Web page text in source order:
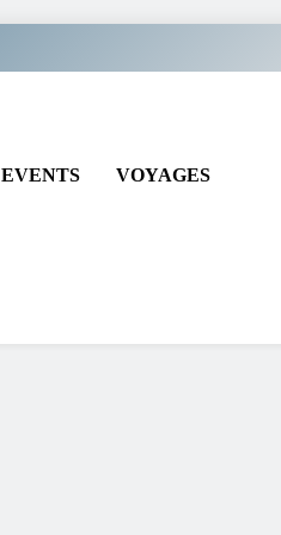
EVENTS VOYAGES